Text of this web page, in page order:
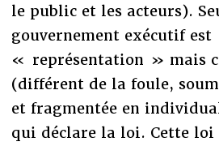
le public et les acteurs).
gouvernement exécutif est
« représentation » mais
(différent de la foule,
et fragmentée en
qui déclare la loi. Cette loi